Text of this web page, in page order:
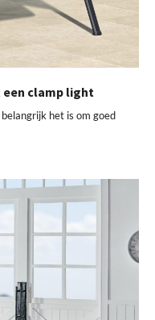
clamp light
het is om goed